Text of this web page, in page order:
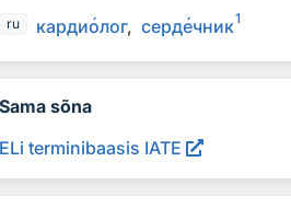
ru кардиолог сердечник1
Sama sõna
ELi terminibaasis IATE